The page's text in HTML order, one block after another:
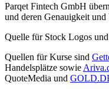
Parqet Fintech GmbH
und deren Genauigkeit
Quelle für Stock Logos
Quellen für Kurse sind
Handelsplätze sowie
QuoteMedia und